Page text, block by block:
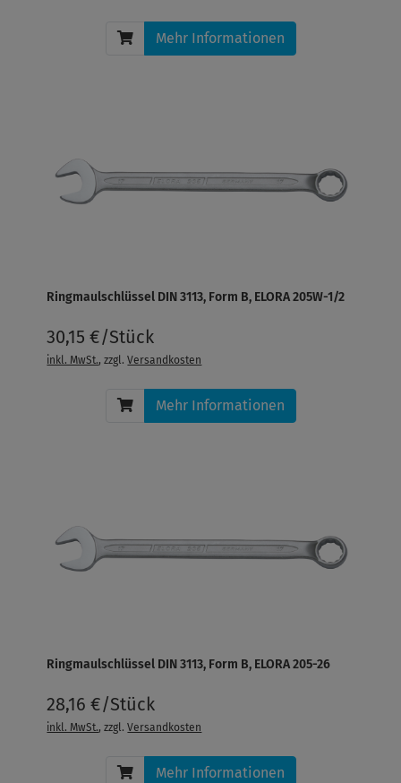
Mehr Informationen
Ringmaulschlüssel DIN 3113, Form B, ELORA 205W-1/2
30,15 €/Stück
inkl. MwSt., zzgl.Versandkosten
Mehr Informationen
Ringmaulschlüssel DIN 3113, Form B, ELORA 205-26
28,16 €/Stück
inkl. MwSt., zzgl.Versandkosten
Mehr Informationen